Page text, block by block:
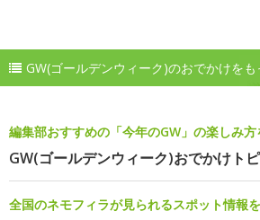
GW(ゴールデンウィーク)のおでかけを
編集部おすすめの「今年のGW」の楽しみ方
GW(ゴールデンウィーク)おでかけト
全国のネモフィラが見られるスポット情報